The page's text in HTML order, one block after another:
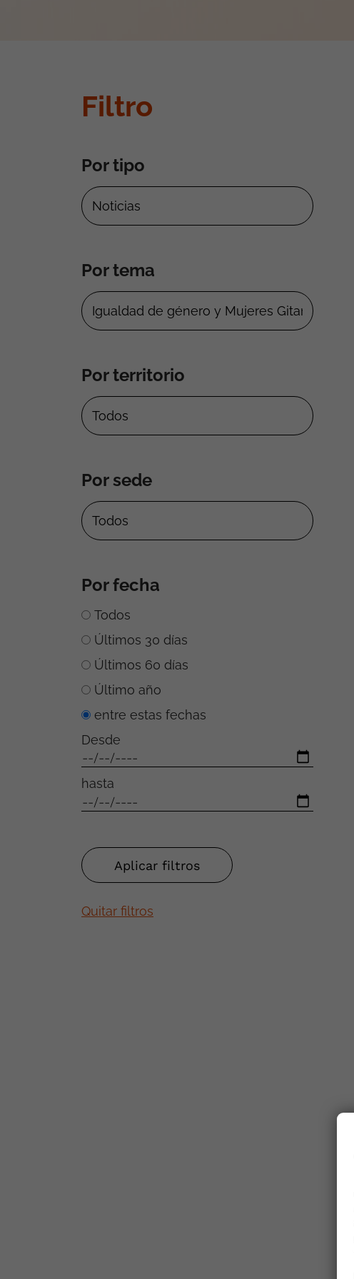
Filtro
Por tipo
Por tema
Por territorio
Por sede
Por fecha
Todos
Últimos 30 días
Últimos 60 días
Último año
entre estas fechas
Desde
hasta
Quitar filtros